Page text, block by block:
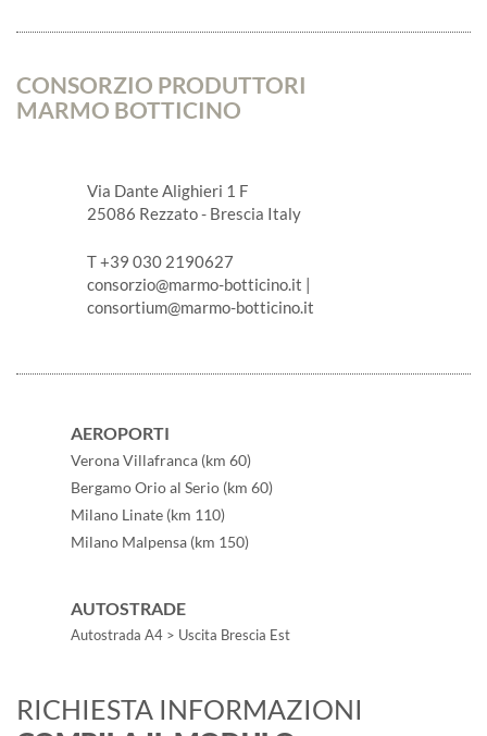
CONSORZIO PRODUTTORI
MARMO BOTTICINO
Via Dante Alighieri 1 F
25086 Rezzato - Brescia Italy
T +39 030 2190627
consorzio@marmo-botticino.it |
consortium@marmo-botticino.it
AEROPORTI
Verona Villafranca (km 60)
Bergamo Orio al Serio (km 60)
Milano Linate (km 110)
Milano Malpensa (km 150)
AUTOSTRADE
Autostrada A4 > Uscita Brescia Est
RICHIESTA INFORMAZIONI